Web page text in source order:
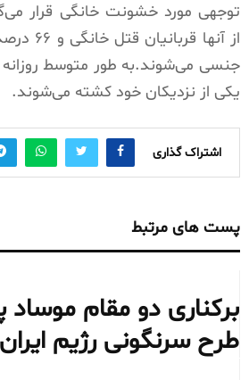
از آنها
یکی از نزدیکان خود کشته می‌شوند.
اشتراک گذاری
پست های مرتبط
برکناری دو مقام
طرح سرنگونی رژیم ایران